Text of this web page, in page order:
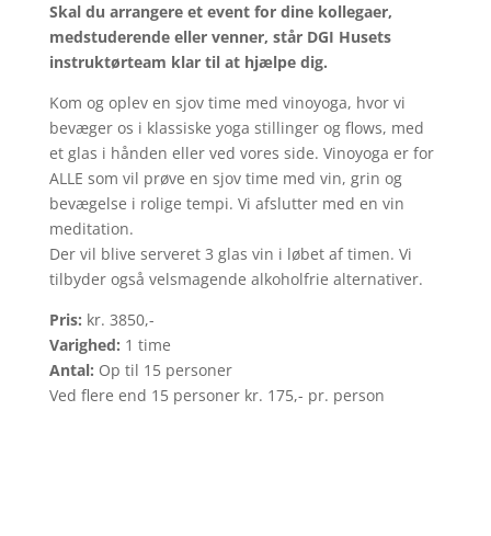
Skal du arrangere et event for dine kollegaer,
medstuderende eller venner, står DGI Husets
instruktørteam klar til at hjælpe dig.
Kom og oplev en sjov time med vinoyoga, hvor vi
bevæger os i klassiske yoga stillinger og flows, med
et glas i hånden eller ved vores side. Vinoyoga er for
ALLE som vil prøve en sjov time med vin, grin og
bevægelse i rolige tempi. Vi afslutter med en vin
meditation.
Der vil blive serveret 3 glas vin i løbet af timen. Vi
tilbyder også velsmagende alkoholfrie alternativer.
Pris: kr. 3850,-
Varighed: 1 time
Antal: Op til 15 personer
Ved flere end 15 personer kr. 175,- pr. person